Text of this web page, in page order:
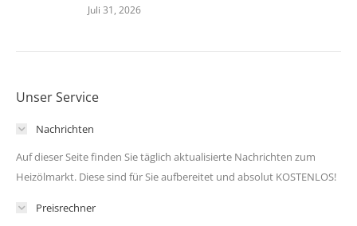
Juli 31, 2026
Unser Service
Nachrichten
Auf dieser Seite finden Sie täglich aktualisierte Nachrichten zum
Heizölmarkt. Diese sind für Sie aufbereitet und absolut KOSTENLOS!
Preisrechner